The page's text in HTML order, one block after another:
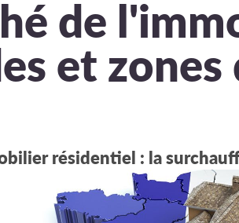
de
et
résidentiel : la